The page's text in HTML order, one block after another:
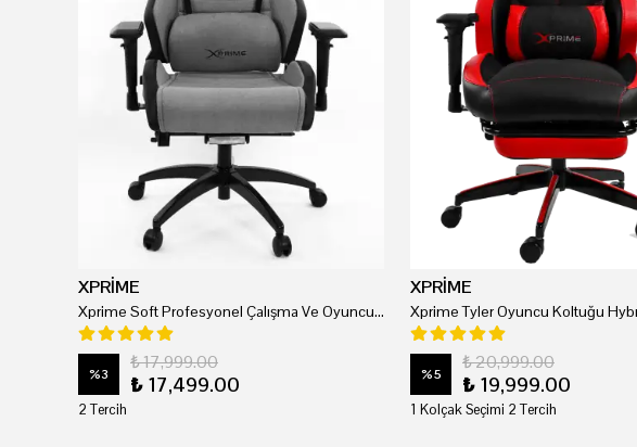
XPRİME
Xprime Soft Profesyonel Çalışma Ve Oyuncu Koltuğu
%3
₺ 17,999.00
₺ 17,499.00
2 Tercih
XPRİME
%5
₺ 20,999.00
₺ 19,999.00
1 Kolçak Seçimi 2 Tercih